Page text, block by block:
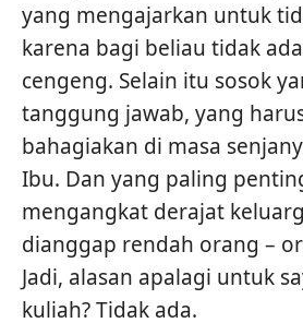
yang mengajarkan untuk
karena bagi beliau tidak
cengeng. Selain itu sosok
tanggung jawab, yang
bahagiakan di masa
Ibu. Dan yang paling
mengangkat derajat
dianggap rendah orang –
Jadi, alasan apalagi untuk
kuliah? Tidak ada.